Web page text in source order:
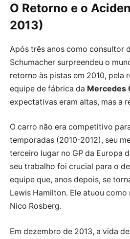
O Retorno e o
2013)
Após três anos como consultor
Schumacher surpreendeu o
retorno às pistas em 2010, pela
equipe de fábrica da Mercedes
expectativas eram altas, mas a
O carro não era competitivo
temporadas (2010-2012), seu
terceiro lugar no GP da Europa
seu trabalho foi crucial para o
equipe que, anos depois, se
Lewis Hamilton. Ele atuou
Nico Rosberg.
Em dezembro de 2013, a vida